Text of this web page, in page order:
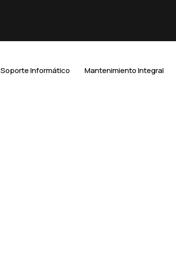
Soporte Informático Mantenimiento Integral